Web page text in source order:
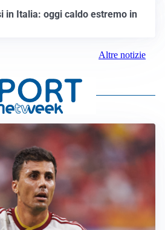
in Italia: oggi caldo estremo in
Altre notizie